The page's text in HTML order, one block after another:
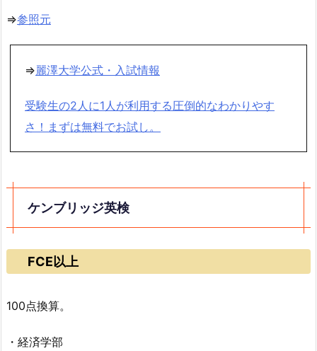
⇒参照元
⇒麗澤大学公式・入試情報
受験生の2人に1人が利用する圧倒的なわかりやす
さ！まずは無料でお試し。
ケンブリッジ英検
FCE以上
100点換算。
・経済学部